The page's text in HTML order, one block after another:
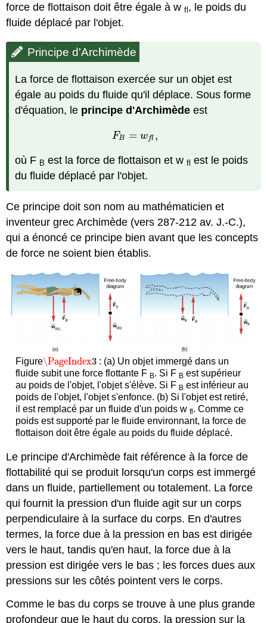
force de flottaison doit être égale à wfl , le poids du
fluide déplacé par l'objet.
Principe d'Archimède
La force de flottaison exercée sur un objet est
égale au poids du fluide qu'il déplace. Sous forme
d'équation, le principe d'Archimède est
FB = wfl ,
FB= wfl,
où F B est la force de flottaison et wfl est le poids
du fluide déplacé par l'objet.
Ce principe doit son nom au mathématicien et
inventeur grec Archimède (vers 287-212 av. J.-C.),
qui a énoncé ce principe bien avant que les concepts
de force ne soient bien établis.
Figure\PageIndex3
\PageIndex3 : (a) Un objet immergé dans un
fluide subit une force flottante F B. Si F B est supérieur
au poids de l'objet, l'objet s'élève. Si F B est inférieur au
poids de l'objet, l'objet s'enfonce. (b) Si l'objet est retiré,
il est remplacé par un fluide d'un poids w fl. Comme ce
poids est supporté par le fluide environnant, la force de
flottaison doit être égale au poids du fluide déplacé.
Le principe d'Archimède fait référence à la force de
flottabilité qui se produit lorsqu'un corps est immergé
dans un fluide, partiellement ou totalement. La force
qui fournit la pression d'un fluide agit sur un corps
perpendiculaire à la surface du corps. En d'autres
termes, la force due à la pression en bas est dirigée
vers le haut, tandis qu'en haut, la force due à la
pression est dirigée vers le bas ; les forces dues aux
pressions sur les côtés pointent vers le corps.
Comme le bas du corps se trouve à une plus grande
profondeur que le haut du corps, la pression sur la